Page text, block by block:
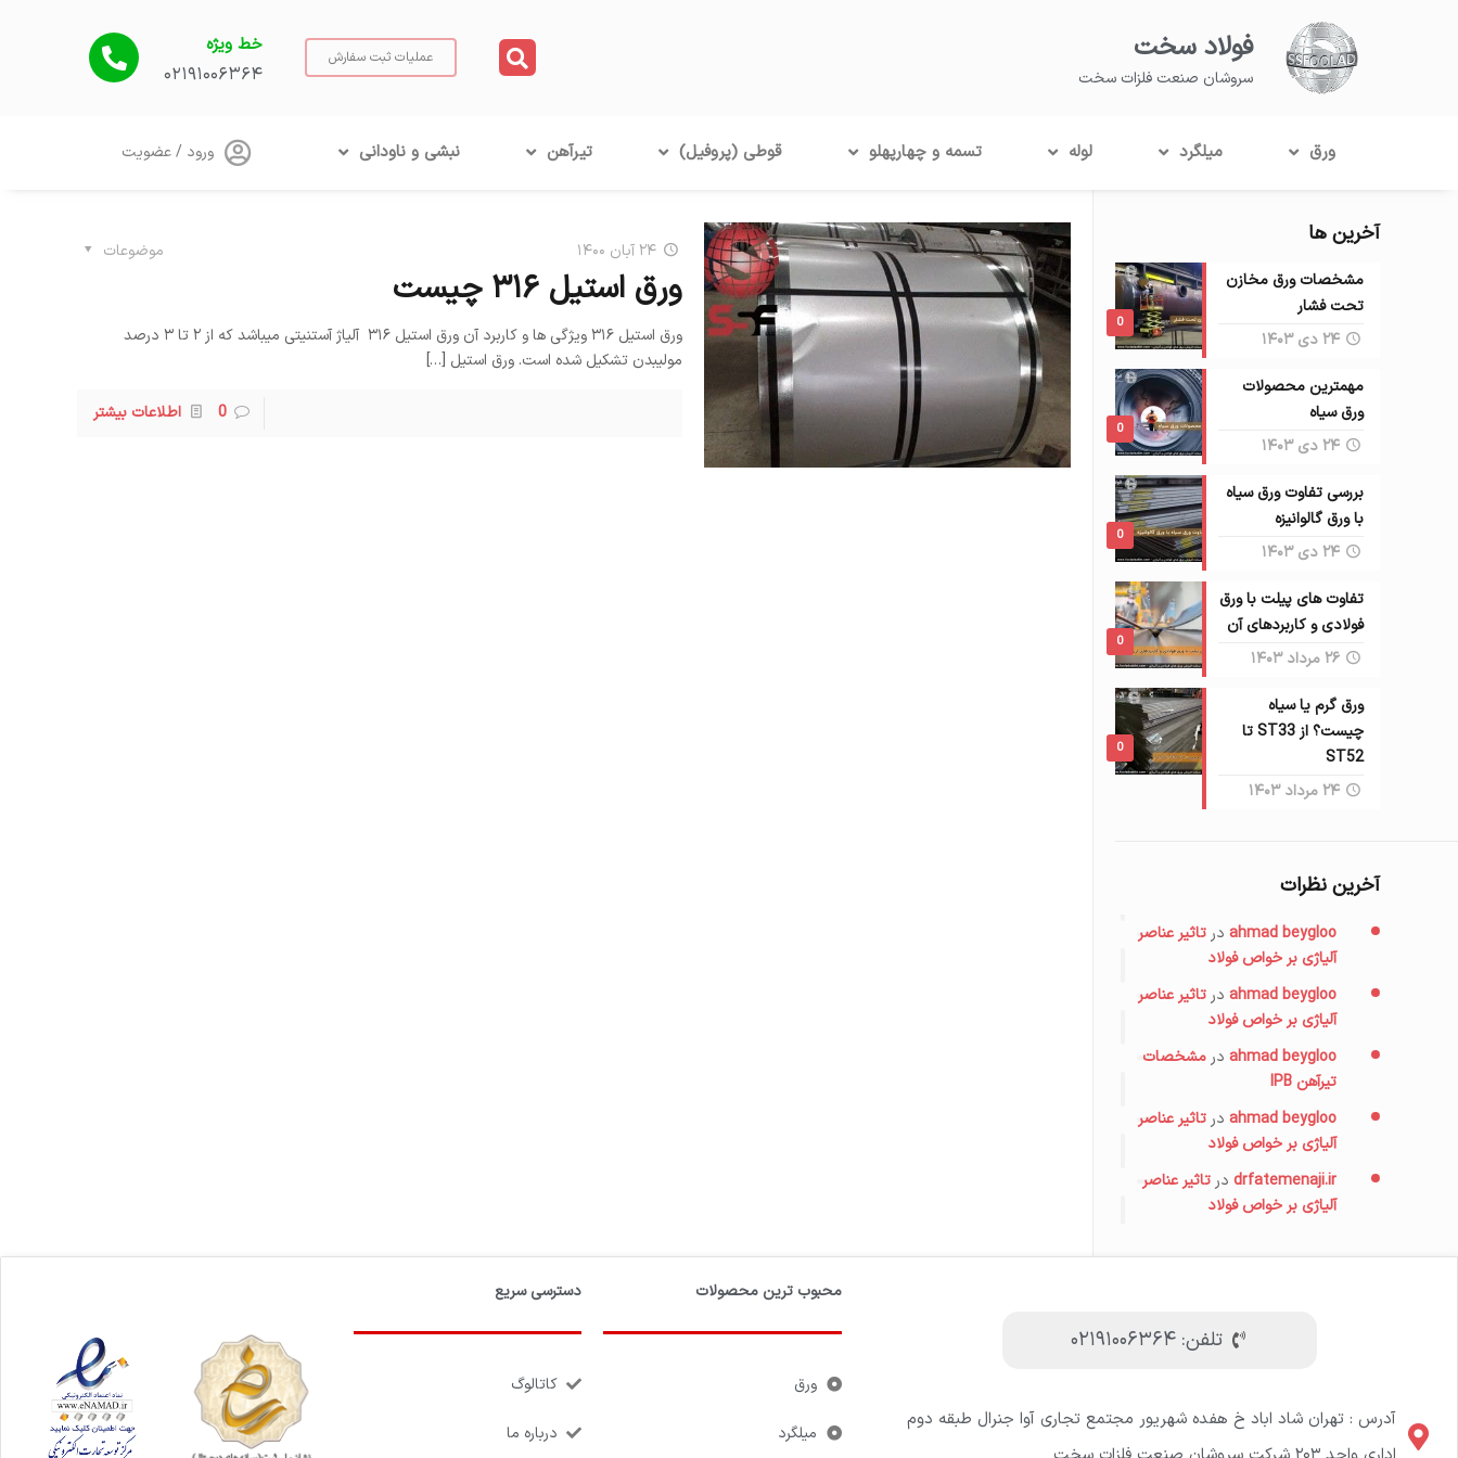
فولاد سخت
سروشان صنعت فلزات سخت
عملیات ثبت سفارش
خط ویژه
۰۲۱۹۱۰۰۶۳۶۴
ورق میلگرد لوله تسمه و چهارپهلو قوطی (پروفیل) تیرآهن نبشی و ناودانی ورود / عضویت
۲۴ آبان ۱۴۰۰ موضوعات
ورق استیل ۳۱۶ چیست
ورق استیل ۳۱۶ ویژگی ها و کاربرد آن ورق استیل ۳۱۶ آلیاژ آستنیتی میباشد که از ۲ تا ۳ درصد
مولیبدن تشکیل شده است. ورق استیل […]
0 اطلاعات بیشتر
آخرین ها
0
مشخصات ورق مخازن
تحت فشار
۲۴ دی ۱۴۰۳
0
مهمترین محصولات
ورق سیاه
۲۴ دی ۱۴۰۳
0
بررسی تفاوت ورق سیاه
با ورق گالوانیزه
۲۴ دی ۱۴۰۳
0
تفاوت های پیلت با ورق
فولادی و کاربردهای آن
۲۶ مرداد ۱۴۰۳
0
ورق گرم یا سیاه
چیست؟ از ST33 تا
ST52
۲۴ مرداد ۱۴۰۳
آخرین نظرات
ahmad beygloo در تاثیر عناصر
آلیاژی بر خواص فولاد
ahmad beygloo در تاثیر عناصر
آلیاژی بر خواص فولاد
ahmad beygloo در مشخصات
تیرآهن IPB
ahmad beygloo در تاثیر عناصر
آلیاژی بر خواص فولاد
drfatemenaji.ir در تاثیر عناصر
آلیاژی بر خواص فولاد
تلفن: ۰۲۱۹۱۰۰۶۳۶۴
آدرس : تهران شاد اباد خ هفده شهریور مجتمع تجاری آوا جنرال طبقه دوم
محبوب ترین محصولات
ورق
میلگرد
دسترسی سریع
کاتالوگ
درباره ما